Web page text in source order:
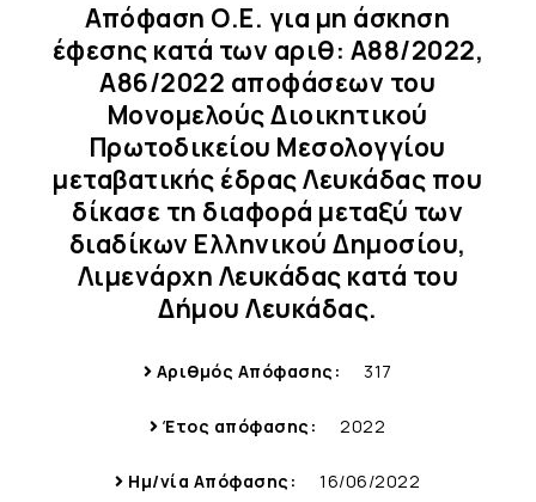
Απόφαση Ο.Ε. για μη άσκηση
έφεσης κατά των αριθ: Α88/2022,
Α86/2022 αποφάσεων του
Μονομελούς Διοικητικού
Πρωτοδικείου Μεσολογγίου
μεταβατικής έδρας Λευκάδας που
δίκασε τη διαφορά μεταξύ των
διαδίκων Ελληνικού Δημοσίου,
Λιμενάρχη Λευκάδας κατά του
Δήμου Λευκάδας.
Αριθμός Απόφασης: 317
Έτος απόφασης: 2022
Ημ/νία Απόφασης: 16/06/2022